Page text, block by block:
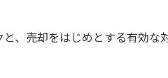
、売却をはじめとする有効な